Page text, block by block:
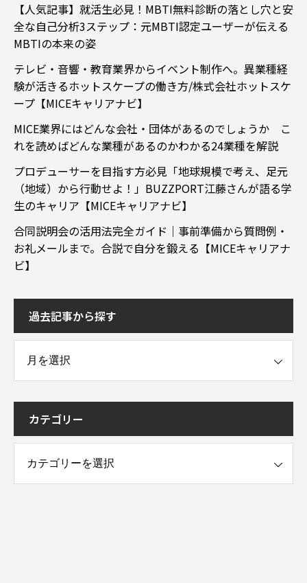
【人気記事】就活生必見！MBTI無料診断の落とし穴と安
全な自己分析3ステップ：元MBTI認定ユーザーが伝える
MBTIの本来の姿
テレビ・音響・教育業界からイベント制作へ。異業種経
験が活きるホットスケープの働き方/株式会社ホットスケ
ープ【MICEキャリアナビ】
MICE業界にはどんな会社・団体があるのでしょうか こ
れを読めばどんな業種があるのかわかる24業種を解説
プロデューサーを目指す方必見「地球規模で考え、足元
（地域）から行動せよ！」BUZZPORT江藤さんが語る学
生のキャリア【MICEキャリアナビ】
合同説明会の活用法完全ガイド｜事前準備から質問例・
お礼メールまで。合説で自分を鍛える【MICEキャリアナ
ビ】
過去記事から探す
カテゴリー